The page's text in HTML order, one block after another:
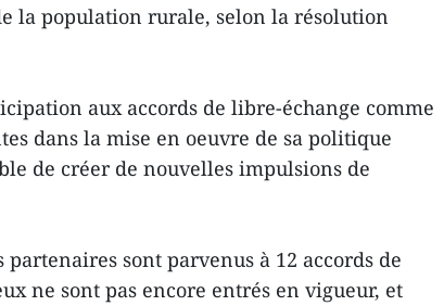
la population rurale, selon la résolution
aux accords de libre-échange comme
dans la mise en oeuvre de sa politique
de créer de nouvelles impulsions de
partenaires sont parvenus à 12 accords de
ne sont pas encore entrés en vigueur, et